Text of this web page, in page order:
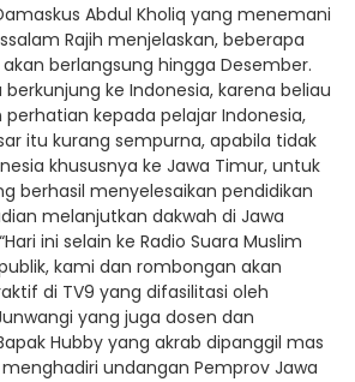
Abdul Kholiq yang menemani
Rajih menjelaskan, beberapa
berlangsung hingga Desember.
berkunjung ke Indonesia, karena beliau
kepada pelajar Indonesia,
itu kurang sempurna, apabila tidak
khususnya ke Jawa Timur, untuk
berhasil menyelesaikan pendidikan
melanjutkan dakwah di Jawa
ini selain ke Radio Suara Muslim
kami dan rombongan akan
di TV9 yang difasilitasi oleh
yang juga dosen dan
Hubby yang akrab dipanggil mas
menghadiri undangan Pemprov Jawa